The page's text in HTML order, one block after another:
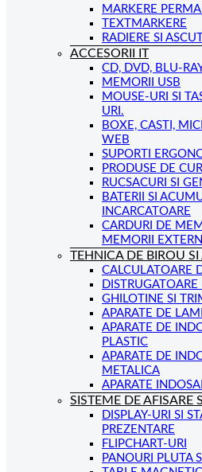
MARKERE
TEXTMARKERE
RADIERE SI
ACCESORII IT
CD, DVD, BLU-
MEMORII USB
MOUSE-URI SI
URI.
BOXE, CASTI,
WEB
SUPORTI
PRODUSE DE
RUCSACURI SI
BATERII SI
INCARCATOARE
CARDURI DE
MEMORII
TEHNICA DE BIROU SI
CALCULATOARE
GHILOTINE SI
APARATE DE
APARATE DE
PLASTIC
APARATE DE
METALICA
APARATE
SISTEME DE AFISARE
DISPLAY-URI SI
PREZENTARE
FLIPCHART-URI
PANOURI PLUTA